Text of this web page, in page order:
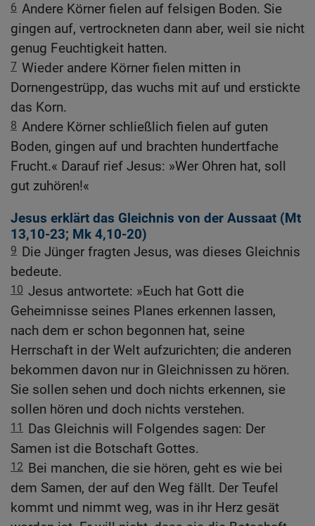
6 Andere Körner fielen auf felsigen Boden. Sie
gingen auf, vertrockneten dann aber, weil sie nicht
genug Feuchtigkeit hatten.
7 Wieder andere Körner fielen mitten in
Dornengestrüpp, das wuchs mit auf und erstickte
das Korn.
8 Andere Körner schließlich fielen auf guten
Boden, gingen auf und brachten hundertfache
Frucht.« Darauf rief Jesus: »Wer Ohren hat, soll
gut zuhören!«
Jesus erklärt das Gleichnis von der Aussaat (Mt
13,10-23; Mk 4,10-20)
9 Die Jünger fragten Jesus, was dieses Gleichnis
bedeute.
10 Jesus antwortete: »Euch hat Gott die
Geheimnisse seines Planes erkennen lassen,
nach dem er schon begonnen hat, seine
Herrschaft in der Welt aufzurichten; die anderen
bekommen davon nur in Gleichnissen zu hören.
Sie sollen sehen und doch nichts erkennen, sie
sollen hören und doch nichts verstehen.
11 Das Gleichnis will Folgendes sagen: Der
Samen ist die Botschaft Gottes.
12 Bei manchen, die sie hören, geht es wie bei
dem Samen, der auf den Weg fällt. Der Teufel
kommt und nimmt weg, was in ihr Herz gesät